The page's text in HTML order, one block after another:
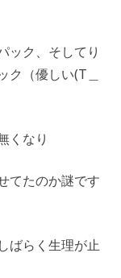
ック、そしてり
（優しい(T＿
くなり
てたのか謎です
ばらく生理が止